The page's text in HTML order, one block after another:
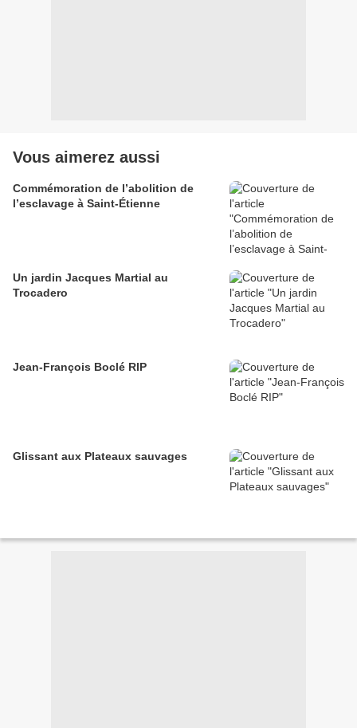
Vous aimerez aussi
Commémoration de l’abolition de
l’esclavage à Saint-Étienne
Un jardin Jacques Martial au
Trocadero
Jean-François Boclé RIP
Glissant aux Plateaux sauvages